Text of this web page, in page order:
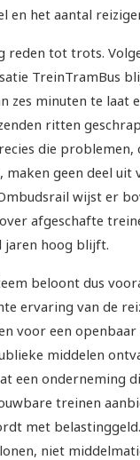
en het aantal
reden tot trots.
TreinTramBus
zes minuten te laat
ritten
die problemen,
maken geen deel uit
wijst er
afgeschafte
jaren hoog blijft.
beloont dus
ervaring van de
voor een
middelen
een onderneming
treinen
met
niet